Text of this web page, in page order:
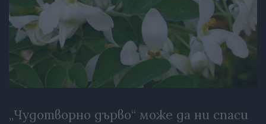
„Чудотворно дърво“ може да ни спаси